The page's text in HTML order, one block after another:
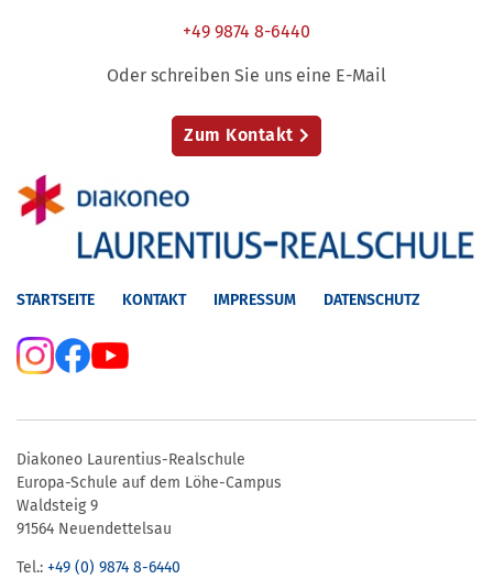
+49 9874 8-6440
Oder schreiben Sie uns eine E-Mail
Zum Kontakt
STARTSEITE KONTAKT IMPRESSUM DATENSCHUTZ
Diakoneo Laurentius-Realschule
Europa-Schule auf dem Löhe-Campus
Waldsteig 9
91564 Neuendettelsau
Tel.: +49 (0) 9874 8-6440